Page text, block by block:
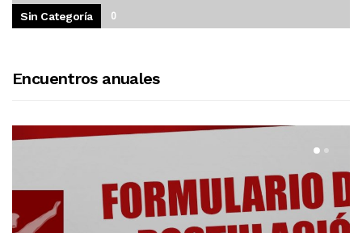
Sin Categoría 0
Encuentros anuales